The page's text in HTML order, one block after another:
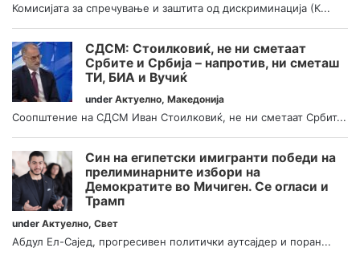
Комисијата за спречување и заштита од дискриминација (К...
СДСМ: Стоилковиќ, не ни сметаат
Србите и Србија – напротив, ни сметаш
ТИ, БИА и Вучиќ
under Актуелно, Македонија
Соопштение на СДСМ Иван Стоилковиќ, не ни сметаат Србит...
Син на египетски имигранти победи на
прелиминарните избори на
Демократите во Мичиген. Се огласи и
Трамп
under Актуелно, Свет
Абдул Ел-Сајед, прогресивен политички аутсајдер и поран...